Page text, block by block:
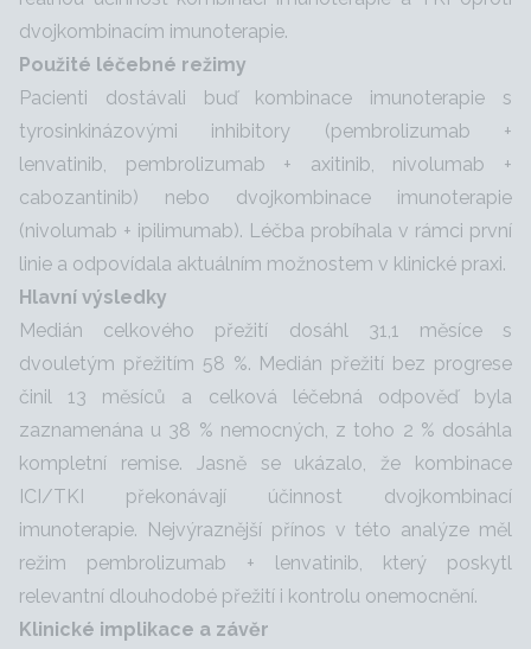
dvojkombinacím imunoterapie.
Použité léčebné režimy
Pacienti dostávali buď kombinace imunoterapie s
tyrosinkinázovými inhibitory (pembrolizumab +
lenvatinib, pembrolizumab + axitinib, nivolumab +
cabozantinib) nebo dvojkombinace imunoterapie
(nivolumab + ipilimumab). Léčba probíhala v rámci první
linie a odpovídala aktuálním možnostem v klinické praxi.
Hlavní výsledky
Medián celkového přežití dosáhl 31,1 měsíce s
dvouletým přežitím 58 %. Medián přežití bez progrese
činil 13 měsíců a celková léčebná odpověď byla
zaznamenána u 38 % nemocných, z toho 2 % dosáhla
kompletní remise. Jasně se ukázalo, že kombinace
ICI/TKI překonávají účinnost dvojkombinací
imunoterapie. Nejvýraznější přínos v této analýze měl
režim pembrolizumab + lenvatinib, který poskytl
relevantní dlouhodobé přežití i kontrolu onemocnění.
Klinické implikace a závěr